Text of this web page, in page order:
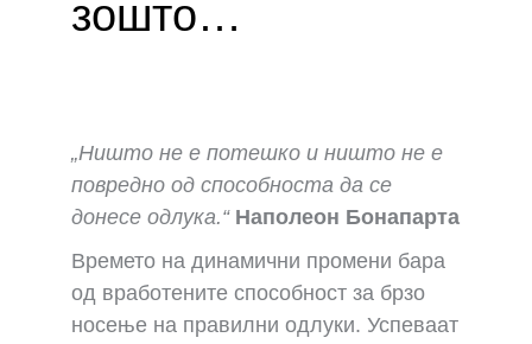
зошто…
„Ништо не е потешко и ништо не е
повредно од способноста да се
донесе одлука.“ Наполеон Бонапарта
Времето на динамични промени бара
од вработените способност за брзо
носење на правилни одлуки. Успеваат